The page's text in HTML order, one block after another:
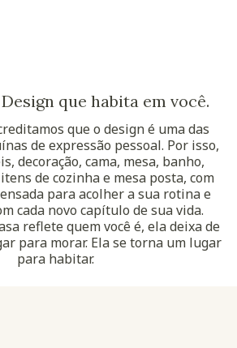
que habita em você.
que o design é uma das
de expressão pessoal. Por isso,
decoração, cama, mesa, banho,
de cozinha e mesa posta, com
para acolher a sua rotina e
cada novo capítulo de sua vida.
reflete quem você é, ela deixa de
para morar. Ela se torna um lugar
para habitar.